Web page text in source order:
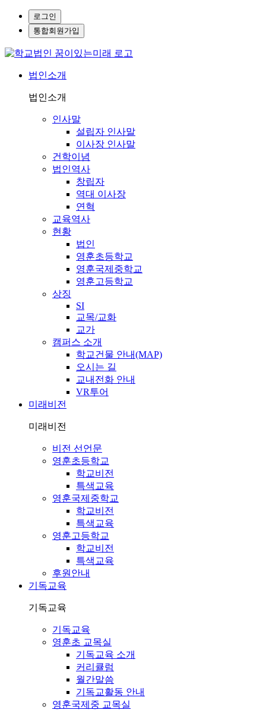
로그인
통합회원가입
법인소개
법인소개
인사말
설립자 인사말
이사장 인사말
건학이념
법인역사
창립자
역대 이사장
연혁
교육역사
현황
법인
영훈초등학교
영훈국제중학교
영훈고등학교
상징
SI
교목/교화
교가
캠퍼스 소개
학교건물 안내(MAP)
오시는 길
교내전화 안내
VR투어
미래비전
미래비전
비전 선언문
영훈초등학교
학교비전
특색교육
영훈국제중학교
학교비전
특색교육
영훈고등학교
학교비전
특색교육
후원안내
기독교육
기독교육
기독교육
영훈초 교목실
기독교육 소개
커리큘럼
월간말씀
기독교활동 안내
영훈국제중 교목실